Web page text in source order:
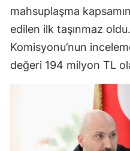
mahsuplaşma
edilen ilk taşınmaz
Komisyonu’nun
değeri 194 milyon TL